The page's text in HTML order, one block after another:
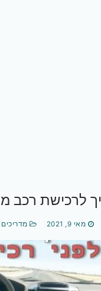
לרכישת רכב
מאי 9, 2021 מדריכים